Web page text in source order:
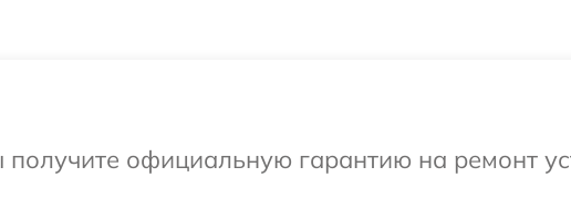
официальную гарантию на ремонт